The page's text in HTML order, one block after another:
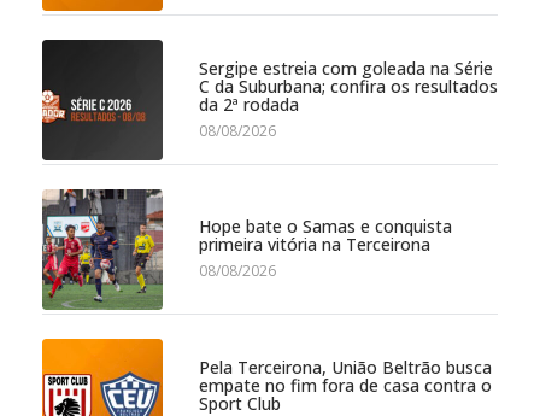
Sergipe estreia com goleada na Série
C da Suburbana; confira os resultados
da 2ª rodada
08/08/2026
Hope bate o Samas e conquista
primeira vitória na Terceirona
08/08/2026
Pela Terceirona, União Beltrão busca
empate no fim fora de casa contra o
Sport Club